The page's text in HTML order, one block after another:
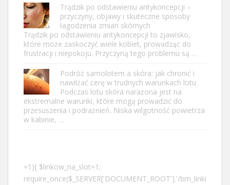
Trądzik po odstawieniu antykoncepcji –
przyczyny, objawy i skuteczne sposoby
łagodzenia zmian skórnych
Trądzik po odstawieniu antykoncepcji to zjawisko,
które może zaskoczyć wiele kobiet, prowadząc do
frustracji i niepokoju. Przyczyną tego problemu są …
Podróż samolotem a skóra: jak chronić i
nawilżać cerę w trudnych warunkach lotu
Podczas lotu skóra narażona jest na
ekstremalne warunki, które mogą prowadzić do
przesuszenia i podrażnień. Niska wilgotność powietrza
w kabinie, …
=1){ $linkow_na_slot=1;
require_once($_SERVER['DOCUMENT_ROOT'].'/bm_linki